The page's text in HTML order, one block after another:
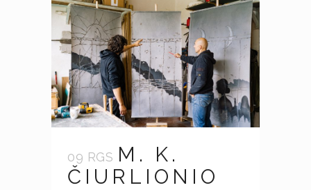
09 RGS M. K.
ČIURLIONIO